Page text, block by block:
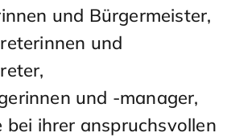
und Bürgermeister,
und
und -manager,
bei ihrer anspruchsvollen